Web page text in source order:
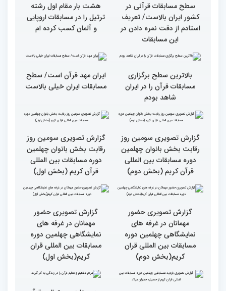
قاریان و حافظان فینالیست‌
در چهلمین دوره مسابقات
بین‌المللی قرآن معرفی
پایان رقابت بانوان در
المللی قرآن/نگاهی به
متسابقان
سطح مسابقات قرآنی در
استادم از دقت نمره دادن در
این مسابقات
هشت بار مقام اول رشته
و آلمان کسب کرده ام
بالاترین سطح برگزاری
مسابقات قرآن را در ایران
شاهد بودم
ایران مهد قرآن است/ سطح
مسابقات ایران خیلی بالاست
گزارش تصویری سومین روز
رقابت بخش بانوان چهلمین
دوره مسابقات بین المللی
قرآن کریم (بخش دوم)
گزارش تصویری سومین روز
رقابت بخش بانوان چهلمین
دوره مسابقات بین المللی